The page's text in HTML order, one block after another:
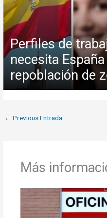
Perfiles de
necesita
repoblación de
← Previous Entrada
Más